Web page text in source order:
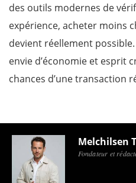
des outils modernes de
expérience, acheter moins
devient réellement
envie d’économie et esprit
chances d’une transaction
Melchilsen
Fondateur et